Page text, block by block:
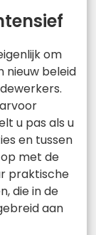
om
nieuw beleid
u pas als u
en tussen
met de
praktische
die in de
aan